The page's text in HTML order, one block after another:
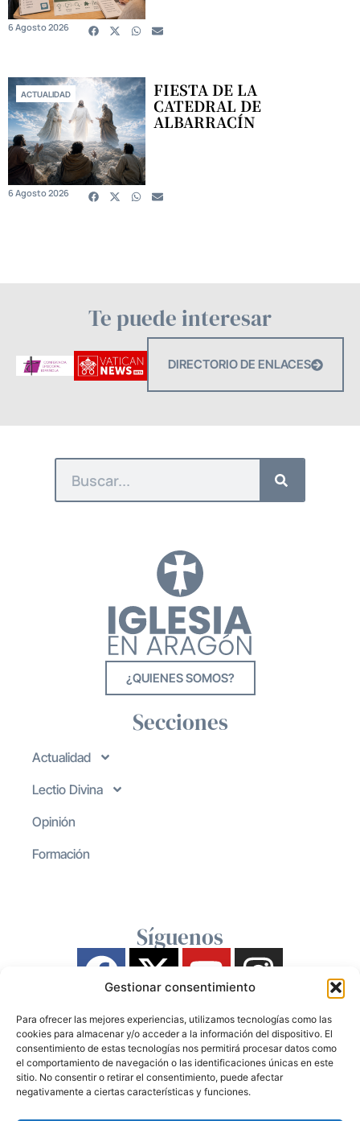
Gestionar consentimiento
Para ofrecer las mejores experiencias, utilizamos tecnologías como las
cookies para almacenar y/o acceder a la información del dispositivo. El
consentimiento de estas tecnologías nos permitirá procesar datos como
el comportamiento de navegación o las identificaciones únicas en este
sitio. No consentir o retirar el consentimiento, puede afectar
negativamente a ciertas características y funciones.
6 Agosto 2026
ACTUALIDAD FIESTA DE LA
CATEDRAL DE
ALBARRACÍN
6 Agosto 2026
Te puede interesar
DIRECTORIO DE ENLACES
¿QUIENES SOMOS?
Secciones
Actualidad
Lectio Divina
Opinión
Formación
Síguenos